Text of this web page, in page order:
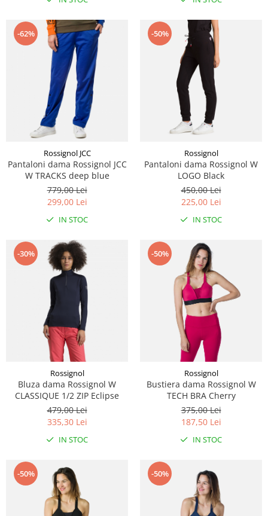
-62%
Rossignol JCC
Pantaloni dama Rossignol JCC
W TRACKS deep blue
779,00 Lei
299,00 Lei
IN STOC
-50%
Rossignol
Pantaloni dama Rossignol W
LOGO Black
450,00 Lei
225,00 Lei
IN STOC
-30%
Rossignol
Bluza dama Rossignol W
CLASSIQUE 1/2 ZIP Eclipse
479,00 Lei
335,30 Lei
IN STOC
-50%
Rossignol
Bustiera dama Rossignol W
TECH BRA Cherry
375,00 Lei
187,50 Lei
IN STOC
-50% -50%